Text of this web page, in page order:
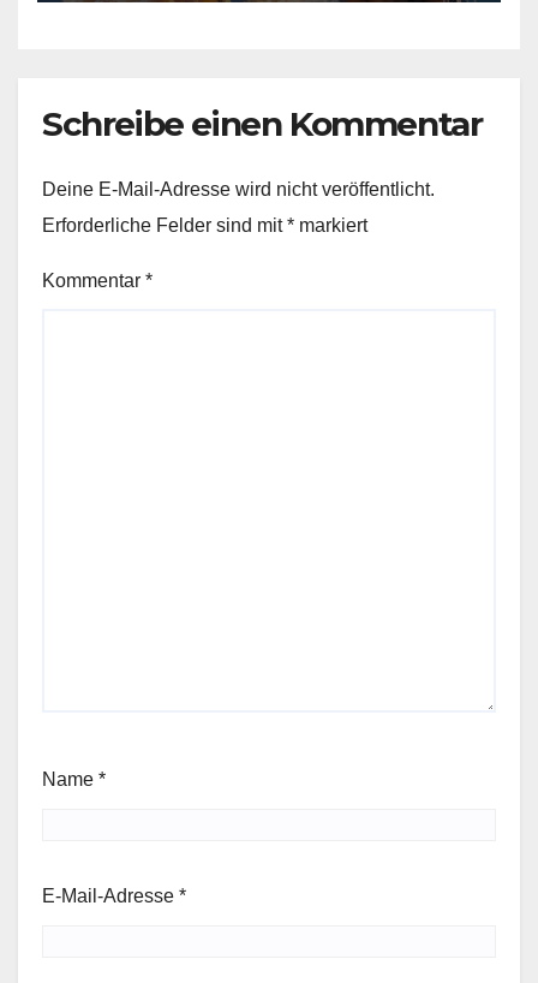
Schreibe einen Kommentar
Deine E-Mail-Adresse wird nicht veröffentlicht.
Erforderliche Felder sind mit* markiert
Kommentar *
Name *
E-Mail-Adresse *